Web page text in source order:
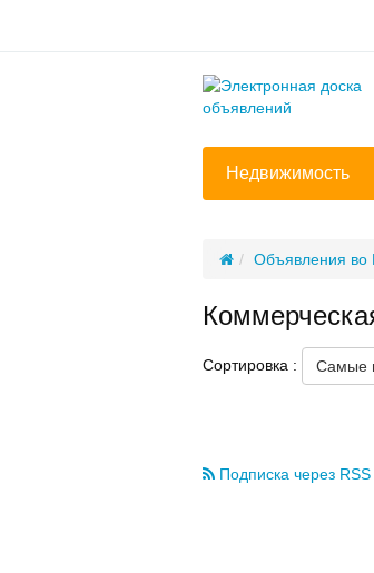
Недвижимость
Объявления во
Сортировка : Самые
Подписка через